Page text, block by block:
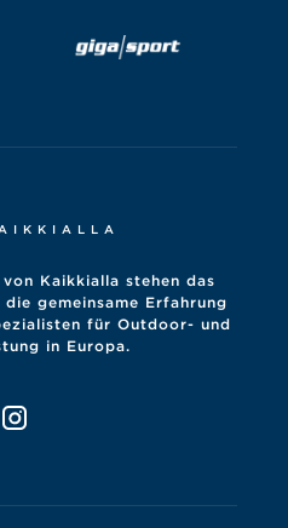
Kaikkialla stehen das
gemeinsame Erfahrung
für Outdoor- und
in Europa.